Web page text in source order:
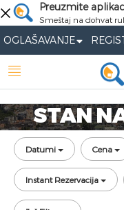
Preuzmite
Smeštaj na dohvat
OGLAŠAVANJE
STAN
Datumi Cena
Instant Rezervacija